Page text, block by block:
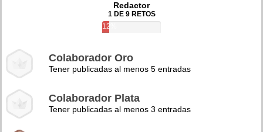
Redactor
1 DE 9 RETOS
12%
Colaborador Oro
Tener publicadas al menos 5 entradas
Colaborador Plata
Tener publicadas al menos 3 entradas